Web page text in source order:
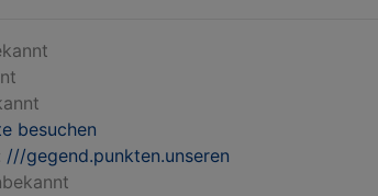
besuchen
///gegend.punkten.unseren